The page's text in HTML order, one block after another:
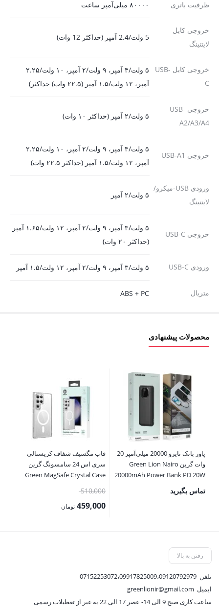
ظرفیت باتری ۸۰۰۰۰ میلی‌آمپر ساعت
خروجی کابل
لایتنینگ
5 ولت/2.4 آمپر (حداکثر 12 وات)
خروجی کابل USB-
C
۵ ولت/۳ آمپر، ۹ ولت/۲ آمپر، ۱۰ ولت/۲.۲۵
آمپر، ۱۲ ولت/۱.۵ آمپر (۲۲.۵ وات) حداکثر)
خروجی USB-
A2/A3/A4
۵ ولت/۲ آمپر (حداکثر ۱۰ وات)
خروجی USB-A1
۵ ولت/۳ آمپر، ۹ ولت/۲ آمپر، ۱۰ ولت/۲.۲۵
آمپر، ۱۲ ولت/۱.۵ آمپر (حداکثر ۲۲.۵ وات)
ورودی USB-میکرو/
لایتنینگ
۵ ولت/۲ آمپر
خروجی USB-C
۵ ولت/۳ آمپر، ۹ ولت/۲ آمپر، ۱۲ ولت/۱.۶۵ آمپر
(حداکثر ۲۰ وات)
ورودی USB-C ۵ ولت/۳ آمپر، ۹ ولت/۲ آمپر، ۱۲ ولت/۱.۵ آمپر
متریال ABS + PC
محصولات پیشنهادی
پاور بانک نایرو 20000 میلی‌آمپر 20
وات گرین Green Lion Nairo
20000mAh Power Bank PD 20W
تماس بگیرید
قاب مگسیف شفاف کریستالی
سری اس 24 سامسونگ گرین
Green MagSafe Crystal Case
510,000قیمت
اصلی:459,000 تومان
رفتن به بالا
تلفن 07152253072،09917825009،09120792979
ایمیل greenlionir@gmail.com
ساعت کاری صبح 9 الی 14- عصر 17 الی 22 به غیر از تعطیلات رسمی